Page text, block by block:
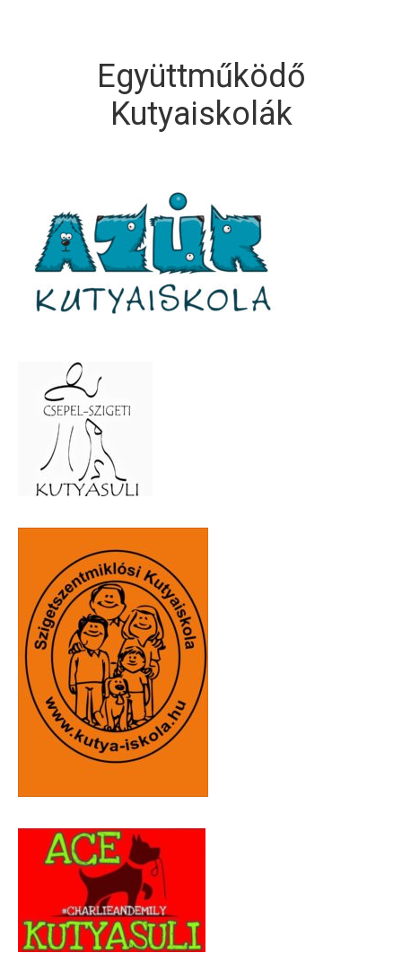
Együttműködő
Kutyaiskolák